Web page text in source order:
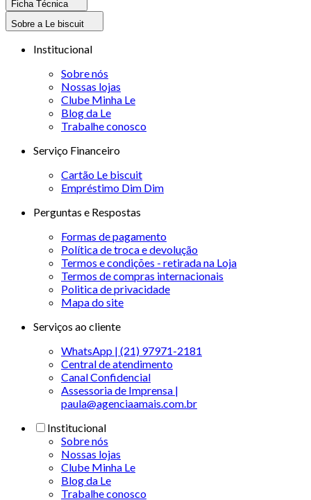
Ficha Técnica
Sobre a Le biscuit
Institucional
Sobre nós
Nossas lojas
Clube Minha Le
Blog da Le
Trabalhe conosco
Serviço Financeiro
Cartão Le biscuit
Empréstimo Dim Dim
Perguntas e Respostas
Formas de pagamento
Política de troca e devolução
Termos e condições - retirada na Loja
Termos de compras internacionais
Politica de privacidade
Mapa do site
Serviços ao cliente
WhatsApp | (21) 97971-2181
Central de atendimento
Canal Confidencial
Assessoria de Imprensa |
paula@agenciaamais.com.br
Institucional
Sobre nós
Nossas lojas
Clube Minha Le
Blog da Le
Trabalhe conosco